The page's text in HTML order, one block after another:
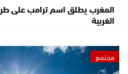
المغرب يطلق اسم ترامب على
الغربية
مجتمع